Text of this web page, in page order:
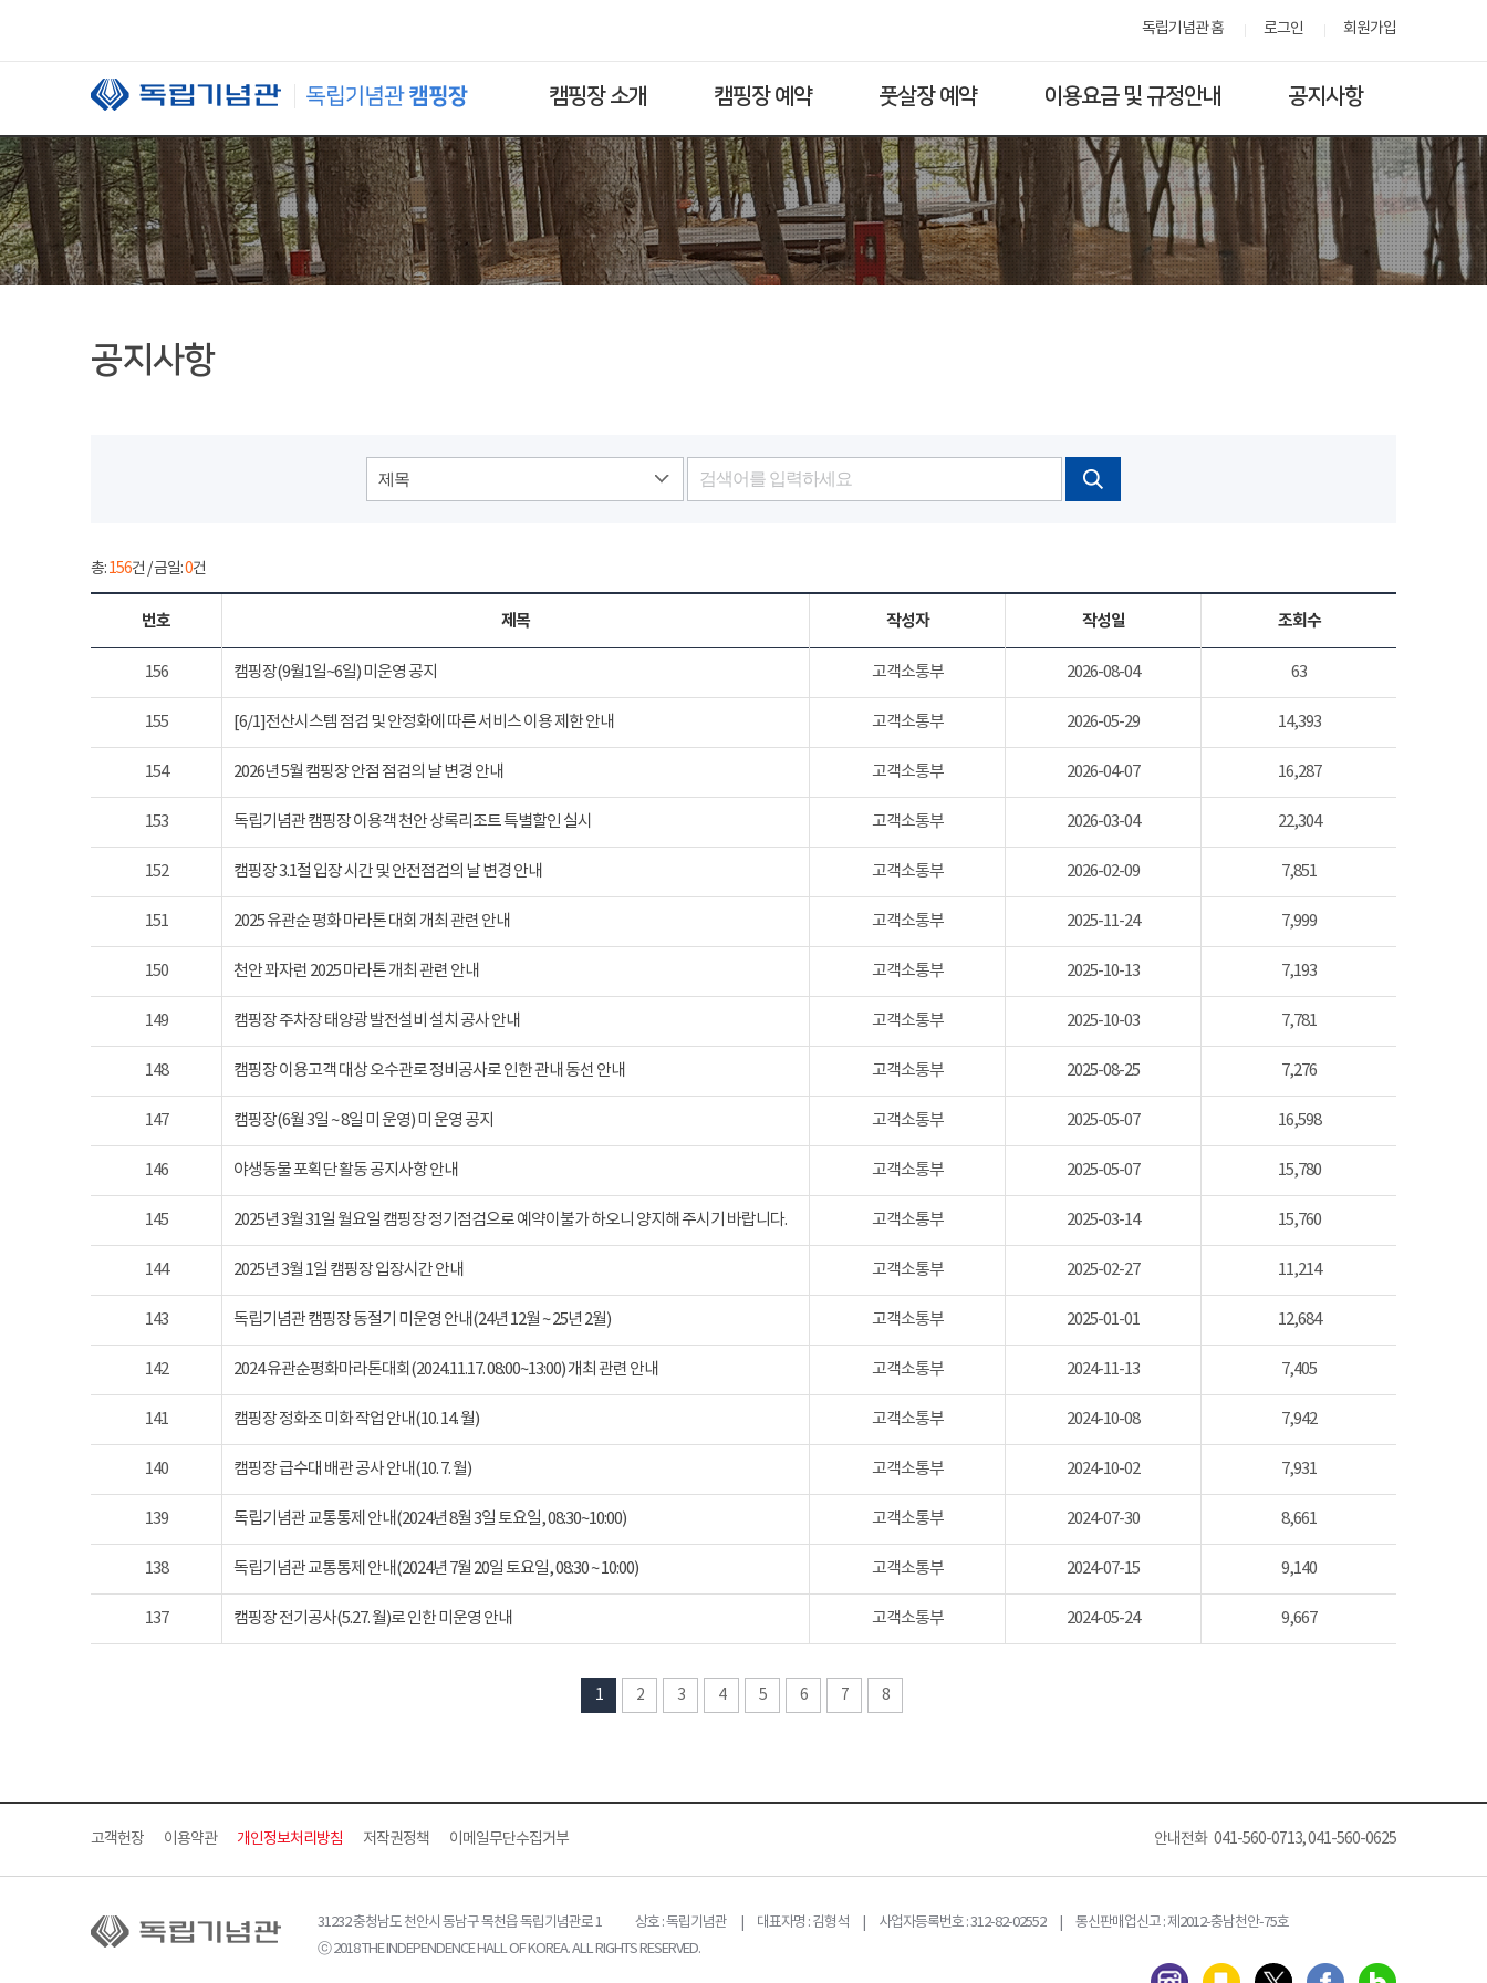
독립기념관 홈 로그인 회원가입
캠핑장 소개 캠핑장 예약 풋살장 예약 이용요금 및 규정안내 공지사항
공지사항
제목
총:156건 / 금일:0건
번호 제목 작성자 작성일 조회수
156 캠핑장(9월1일~6일) 미운영 공지 고객소통부 2026-08-04 63
155 [6/1]전산시스템 점검 및 안정화에 따른 서비스 이용 제한 안내 고객소통부 2026-05-29 14,393
154 2026년 5월 캠핑장 안점 점검의 날 변경 안내 고객소통부 2026-04-07 16,287
153 독립기념관 캠핑장 이용객 천안 상록리조트 특별할인 실시 고객소통부 2026-03-04 22,304
152 캠핑장 3.1절 입장 시간 및 안전점검의 날 변경 안내 고객소통부 2026-02-09 7,851
151 2025 유관순 평화 마라톤 대회 개최 관련 안내 고객소통부 2025-11-24 7,999
150 천안 꽈자런 2025 마라톤 개최 관련 안내 고객소통부 2025-10-13 7,193
149 캠핑장 주차장 태양광 발전설비 설치 공사 안내 고객소통부 2025-10-03 7,781
148 캠핑장 이용고객 대상 오수관로 정비공사로 인한 관내 동선 안내 고객소통부 2025-08-25 7,276
147 캠핑장(6월 3일 ~ 8일 미 운영) 미 운영 공지 고객소통부 2025-05-07 16,598
146 야생동물 포획단 활동 공지사항 안내 고객소통부 2025-05-07 15,780
145 2025년 3월 31일 월요일 캠핑장 정기점검으로 예약이불가 하오니 양지해 주시기 바랍니다. 고객소통부 2025-03-14 15,760
144 2025년 3월 1일 캠핑장 입장시간 안내 고객소통부 2025-02-27 11,214
143 독립기념관 캠핑장 동절기 미운영 안내(24년 12월 ~ 25년 2월) 고객소통부 2025-01-01 12,684
142 2024 유관순평화마라톤대회(2024.11.17. 08:00~13:00) 개최 관련 안내 고객소통부 2024-11-13 7,405
141 캠핑장 정화조 미화 작업 안내(10. 14. 월) 고객소통부 2024-10-08 7,942
140 캠핑장 급수대 배관 공사 안내(10. 7. 월) 고객소통부 2024-10-02 7,931
139 독립기념관 교통통제 안내(2024년 8월 3일 토요일, 08:30~10:00) 고객소통부 2024-07-30 8,661
138 독립기념관 교통통제 안내(2024년 7월 20일 토요일, 08:30 ~ 10:00) 고객소통부 2024-07-15 9,140
137 캠핑장 전기공사(5.27. 월)로 인한 미운영 안내 고객소통부 2024-05-24 9,667
1 2 3 4 5 6 7 8
고객헌장 이용약관 개인정보처리방침 저작권정책 이메일무단수집거부 안내전화 041-560-0713, 041-560-0625
31232 충청남도 천안시 동남구 목천읍 독립기념관로 1
상호 : 독립기념관 | 대표자명 : 김형석 | 사업자등록번호 : 312-82-02552 | 통신판매업신고 : 제2012-충남천안-75호
ⓒ 2018 THE INDEPENDENCE HALL OF KOREA. ALL RIGHTS RESERVED.